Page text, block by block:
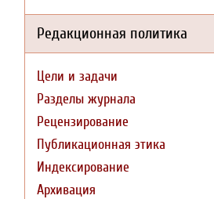
Редакционная политика
Цели и задачи
Разделы журнала
Рецензирование
Публикационная этика
Индексирование
Архивация